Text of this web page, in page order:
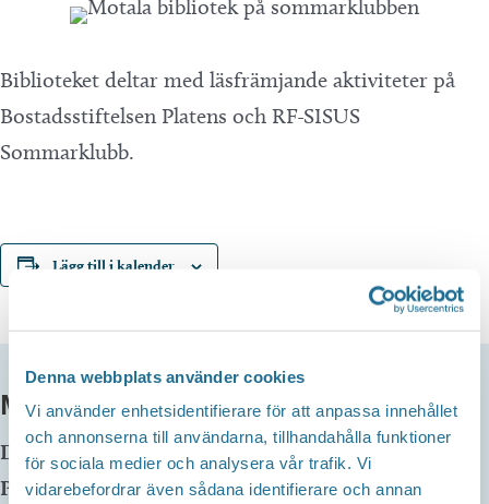
Denna webbplats använder cookies
Vi använder enhetsidentifierare för att anpassa innehållet
och annonserna till användarna, tillhandahålla funktioner
för sociala medier och analysera vår trafik. Vi
vidarebefordrar även sådana identifierare och annan
Biblioteket deltar med läsfrämjande aktiviteter på
Bostadsstiftelsen Platens och RF-SISUS
Sommarklubb.
Lägg till i kalender
MER INFO
Datum: 19 juni, 2025 kl 14:00-16:00
Plats:Råssnäs näridrottsplats